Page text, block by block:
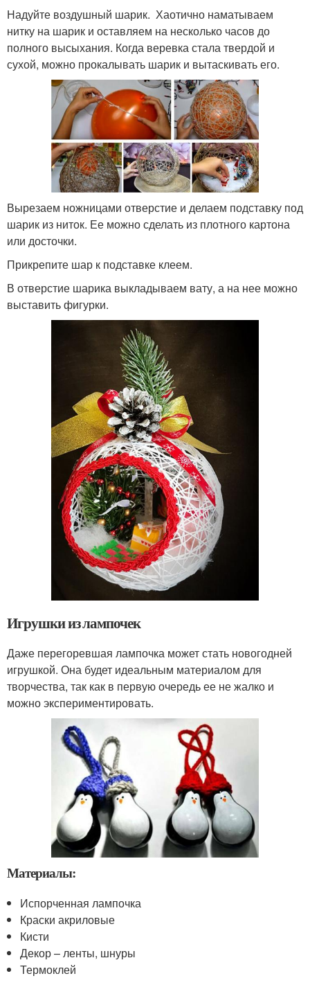
Надуйте воздушный шарик. Хаотично наматываем
нитку на шарик и оставляем на несколько часов до
полного высыхания. Когда веревка стала твердой и
сухой, можно прокалывать шарик и вытаскивать его.
Вырезаем ножницами отверстие и делаем подставку под
шарик из ниток. Ее можно сделать из плотного картона
или досточки.
Прикрепите шар к подставке клеем.
В отверстие шарика выкладываем вату, а на нее можно
выставить фигурки.
Игрушки из лампочек
Даже перегоревшая лампочка может стать новогодней
игрушкой. Она будет идеальным материалом для
творчества, так как в первую очередь ее не жалко и
можно экспериментировать.
Материалы:
Испорченная лампочка
Краски акриловые
Кисти
Декор – ленты, шнуры
Термоклей